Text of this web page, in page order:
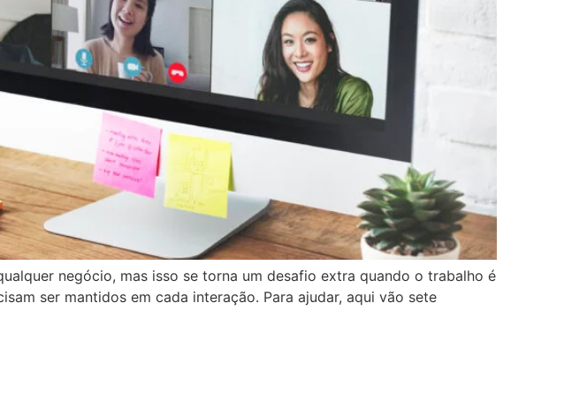
negócio, mas isso se torna um desafio extra quando o trabalho é
ser mantidos em cada interação. Para ajudar, aqui vão sete